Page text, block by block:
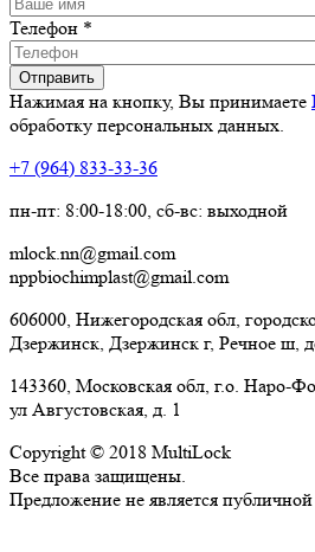
Телефон *
Нажимая на кнопку, Вы принимаете
обработку персональных данных.
+7 (964) 833-33-36
пн-пт: 8:00-18:00, сб-вс: выходной
mlock.nn@gmail.com
nppbiochimplast@gmail.com
606000, Нижегородская обл,
Дзержинск, Дзержинск г, Речное ш,
143360, Московская обл, г.о. Наро-
ул Августовская, д. 1
Copyright © 2018 MultiLock
Все права защищены.
Предложение не является